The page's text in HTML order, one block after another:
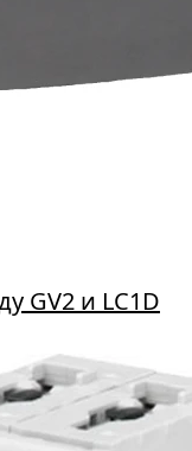
GV2 и LC1D